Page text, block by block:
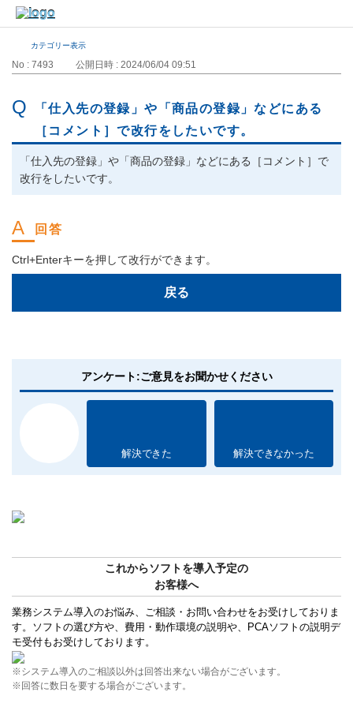
カテゴリー表示
No : 7493 公開日時 : 2024/06/04 09:51
「仕入先の登録」や「商品の登録」などにある
［コメント］で改行をしたいです。
「仕入先の登録」や「商品の登録」などにある［コメント］で
改行をしたいです。
Ctrl+Enterキーを押して改行ができます。
戻る
アンケート:ご意見をお聞かせください
解決できた 解決できなかった
これからソフトを導入予定の
お客様へ
業務システム導入のお悩み、ご相談・お問い合わせをお受けしておりま
す。ソフトの選び方や、費用・動作環境の説明や、PCAソフトの説明デ
モ受付もお受けしております。
※システム導入のご相談以外は回答出来ない場合がございます。
※回答に数日を要する場合がございます。